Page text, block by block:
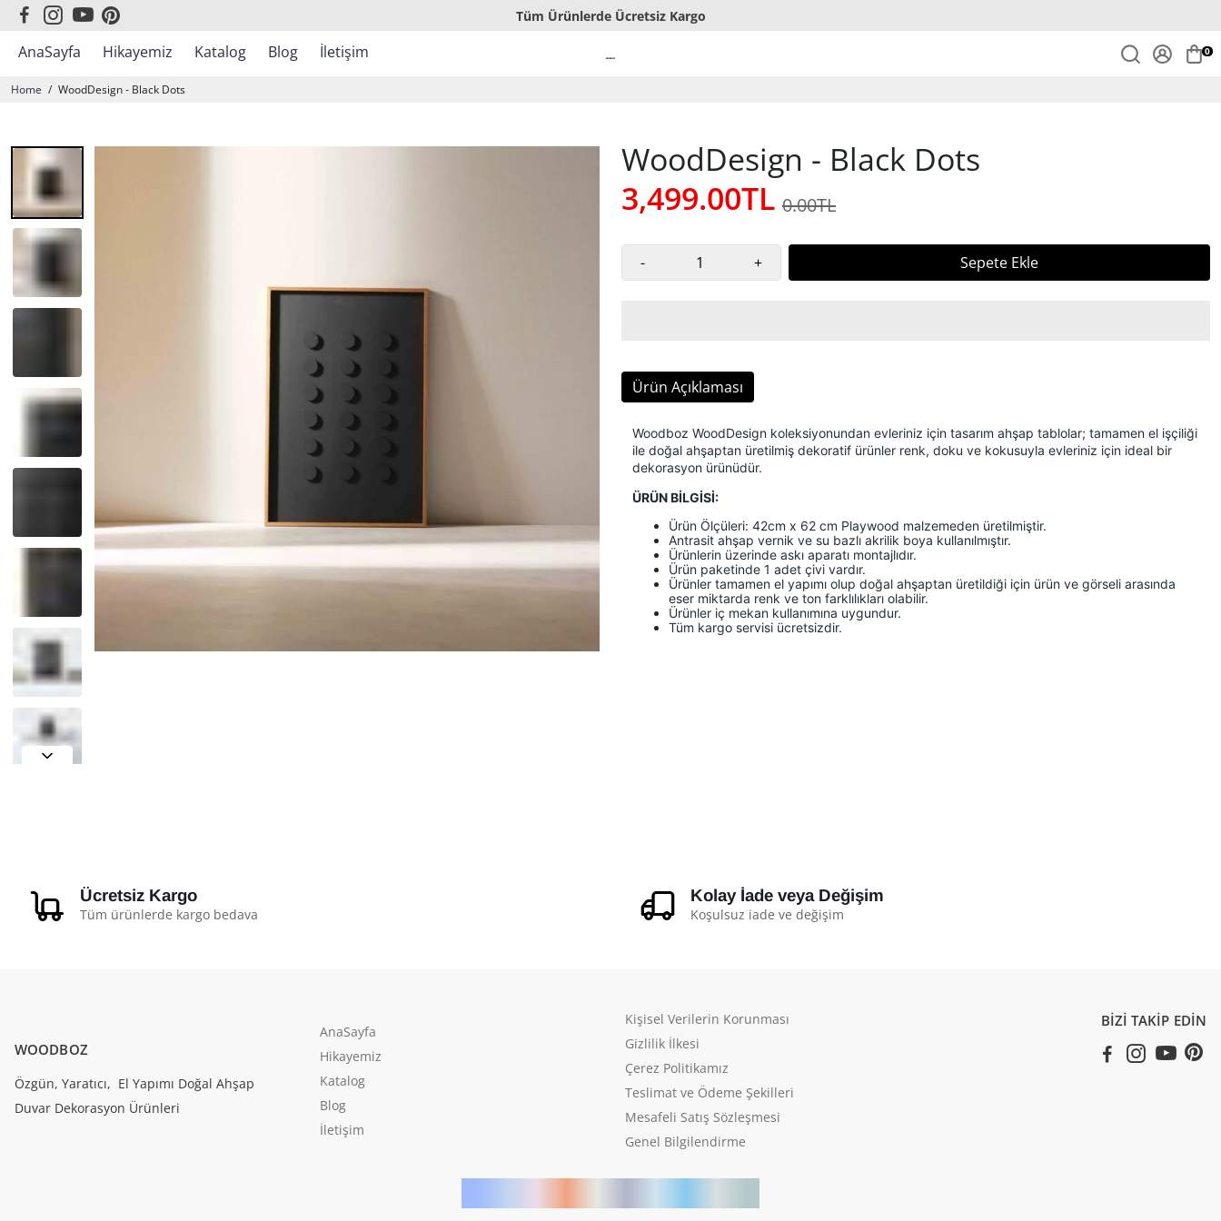
Tüm Ürünlerde Ücretsiz Kargo
AnaSayfa Hikayemiz
Katalog
WoodLine
WoodMotto
Blog İletişim 0
Home / WoodDesign - Black Dots
WoodDesign - Black Dots
3,499.00TL 0.00TL
- + Sepete Ekle
Ürün Açıklaması
Woodboz WoodDesign koleksiyonundan evleriniz için tasarım ahşap tablolar; tamamen el işçiliği
ile doğal ahşaptan üretilmiş dekoratif ürünler renk, doku ve kokusuyla evleriniz için ideal bir
dekorasyon ürünüdür.
ÜRÜN BİLGİSİ:
Ürün Ölçüleri: 42cm x 62 cm Playwood malzemeden üretilmiştir.
Antrasit ahşap vernik ve su bazlı akrilik boya kullanılmıştır.
Ürünlerin üzerinde askı aparatı montajlıdır.
Ürün paketinde 1 adet çivi vardır.
Ürünler tamamen el yapımı olup doğal ahşaptan üretildiği için ürün ve görseli arasında
eser miktarda renk ve ton farklılıkları olabilir.
Ürünler iç mekan kullanımına uygundur.
Tüm kargo servisi ücretsizdir.
Ücretsiz Kargo
Tüm ürünlerde kargo bedava
Kolay İade veya Değişim
Koşulsuz iade ve değişim
WOODBOZ
Özgün, Yaratıcı, El Yapımı Doğal Ahşap
Duvar Dekorasyon Ürünleri
AnaSayfa
Hikayemiz
Katalog
Blog
İletişim
Kişisel Verilerin Korunması
Gizlilik İlkesi
Çerez Politikamız
Teslimat ve Ödeme Şekilleri
Mesafeli Satış Sözleşmesi
Genel Bilgilendirme
BİZİ TAKİP EDİN